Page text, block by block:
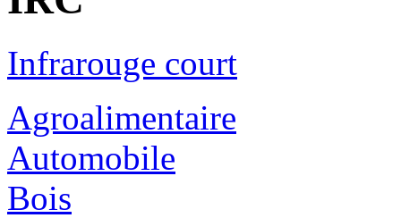
Infrarouge court
Agroalimentaire
Automobile
Bois